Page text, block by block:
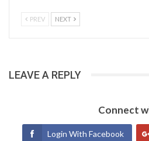
PREV NEXT
LEAVE A REPLY
Connect
Login With Facebook